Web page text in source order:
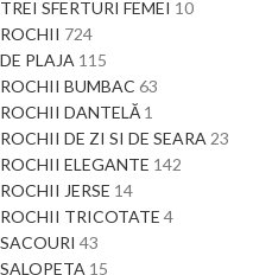
TREI SFERTURI FEMEI 10
ROCHII 724
DE PLAJA 115
ROCHII BUMBAC 63
ROCHII DANTELĂ 1
ROCHII DE ZI SI DE SEARA 23
ROCHII ELEGANTE 142
ROCHII JERSE 14
ROCHII TRICOTATE 4
SACOURI 43
SALOPETA 15